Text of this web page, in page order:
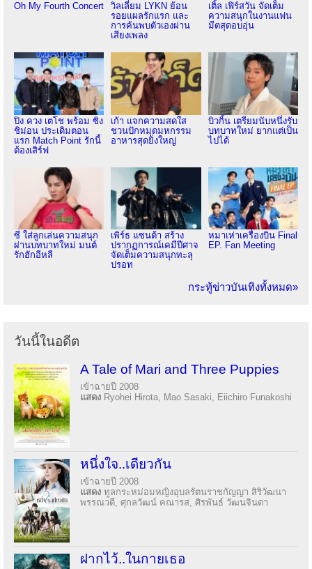
Oh My Fourth Concert
วิลเลี่ยม LYKN ย้อน
รอยแผลรักแรก และ
การค้นพบตัวเองผ่าน
เสียงเพลง
เติ้ล เฟิร์สวัน จัดเต็ม
ความสนุกในงานแฟน
มีตสุดอบอุ่น
ปิง ควง เตโช พร้อม ซิง
ชิม่อน ประเดิมตอน
แรก Match Point รักนี้
ต้องเสิร์ฟ
เก้า แจกความสดใส
ชวนปักหมุดมหกรรม
อาหารสุดยิ่งใหญ่
บิวกิ้น เตรียมนับหนึ่งรับ
บทบาทใหม่ ยากแต่เป็น
ไปได้
ซี ใส่ลูกเล่นความสนุก
ผ่านบทบาทใหม่ มนต์
รักฮักอีหลี
เพิร์ธ แซนต้า สร้าง
ปรากฏการณ์เคมีปีศาจ
จัดเต็มความสนุกทะลุ
ปรอท
หมาเห่าเครื่องบิน Final
EP. Fan Meeting
กระทู้ข่าวบันเทิงทั้งหมด»
วันนี้ในอดีต
A Tale of Mari and Three Puppies
เข้าฉายปี 2008
แสดง Ryohei Hirota, Mao Sasaki, Eiichiro Funakoshi
หนึ่งใจ..เดียวกัน
เข้าฉายปี 2008
แสดง ทูลกระหม่อมหญิงอุบลรัตนราชกัญญา สิริวัฒนา
พรรณวดี, ศุกลวัฒน์ คณารส, ศิรพันธ์ วัฒนจินดา
ฝากไว้..ในกายเธอ